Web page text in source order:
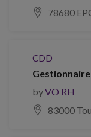
78680
CDD
byVO RH
83000